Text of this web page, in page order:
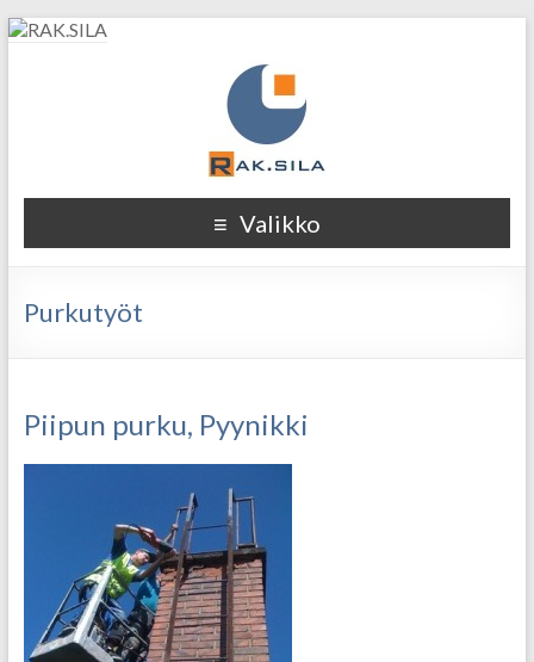
RAK.SILA
Täyden palvelun rakennusliike
Valikko
Purkutyöt
Piipun purku, Pyynikki